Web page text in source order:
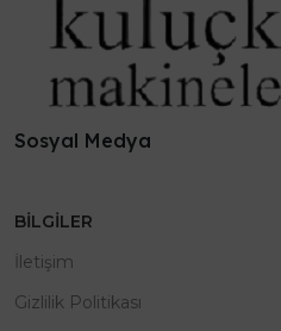
Sosyal Medya
BILGILER
İletişim
Gizlilik Politikası